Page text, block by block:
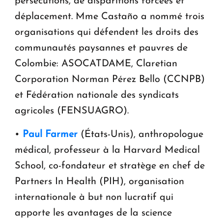
déplacement. Mme Castaño a nommé trois
organisations qui défendent les droits des
communautés paysannes et pauvres de
Colombie: ASOCATDAME, Claretian
Corporation Norman Pérez Bello (CCNPB)
et Fédération nationale des syndicats
agricoles (FENSUAGRO).
• Paul Farmer (États-Unis), anthropologue
médical, professeur à la Harvard Medical
School, co-fondateur et stratège en chef de
Partners In Health (PIH), organisation
internationale à but non lucratif qui
apporte les avantages de la science